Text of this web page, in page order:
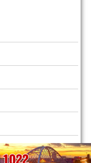
mặt bằng Dự án đường sắt